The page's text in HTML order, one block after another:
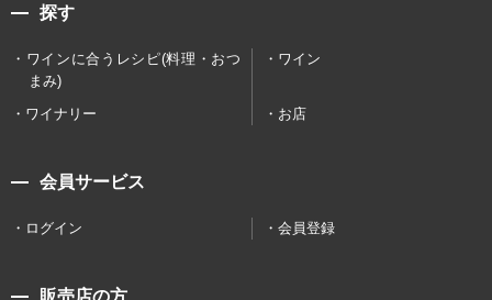
探す
ワインに合うレシピ(料理・おつ
まみ)
ワイン
ワイナリー お店
会員サービス
ログイン 会員登録
販売店の方